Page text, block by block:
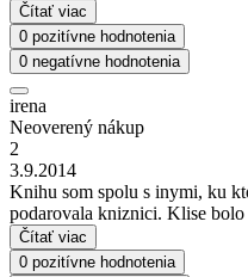
Čítať viac
0 pozitívne hodnotenia
0 negatívne hodnotenia
irena
Neoverený nákup
2
3.9.2014
Knihu som spolu s inymi, ku
podarovala kniznici. Klise
Čítať viac
0 pozitívne hodnotenia